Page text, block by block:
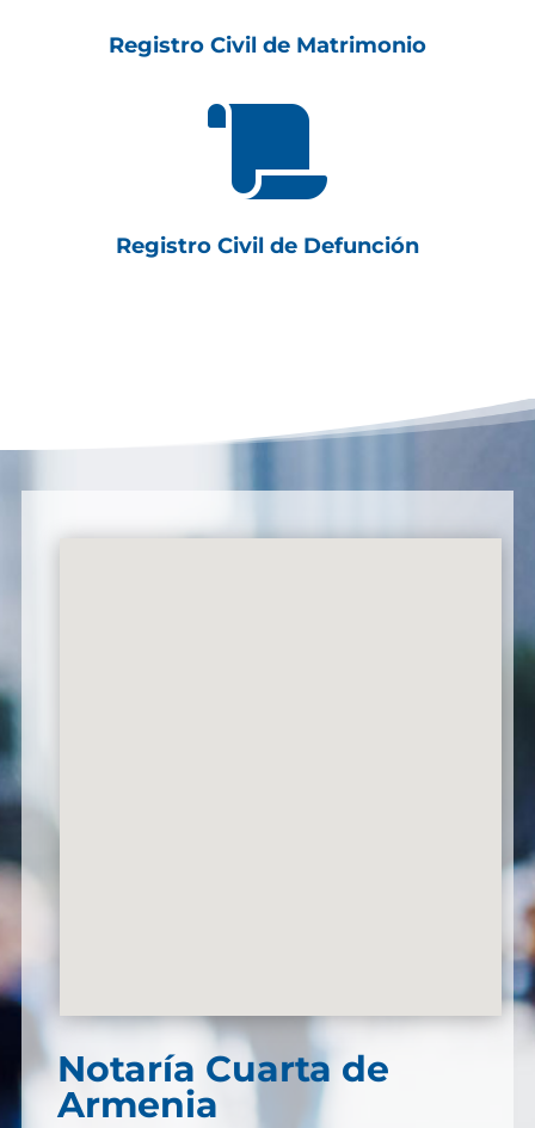
Registro Civil de Matrimonio

Registro Civil de Defunción
Notaría Cuarta de
Armenia